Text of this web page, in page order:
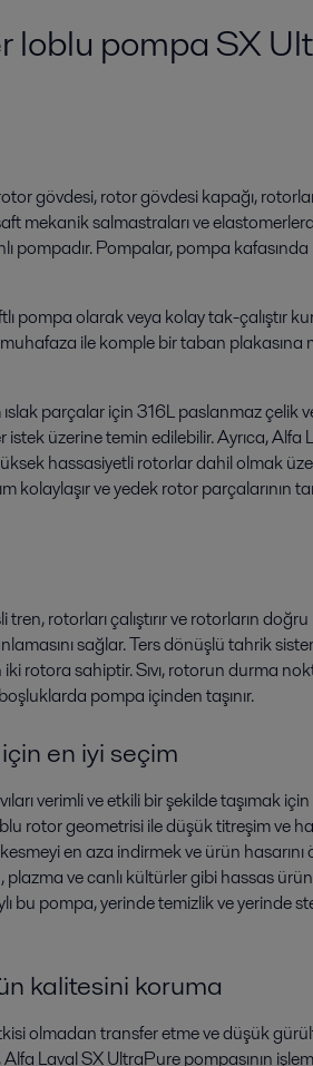
pompa SX
gövdesi, rotor gövdesi kapağı,
mekanik salmastraları ve
pompadır. Pompalar, pompa
pompa olarak veya kolay tak-çalıştır
ile komple bir taban plakasına
parçalar için 316L paslanmaz çelik
istek üzerine temin edilebilir. Ayrıca, Alfa
hassasiyetli rotorlar dahil olmak
kolaylaşır ve yedek rotor parçalarının
rotorları çalıştırır ve rotorların doğru
sağlar. Ters dönüşlü tahrik
rotora sahiptir. Sıvı, rotorun durma
pompa içinden taşınır.
en iyi seçim
verimli ve etkili bir şekilde taşımak
rotor geometrisi ile düşük titreşim ve
en aza indirmek ve ürün hasarını
ve canlı kültürler gibi hassas
bu pompa, yerinde temizlik ve yerinde
kalitesini koruma
olmadan transfer etme ve düşük
Laval SX UltraPure pompasının işlem